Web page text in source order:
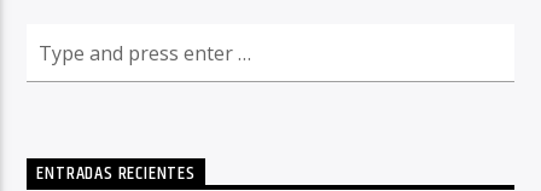
ENTRADAS RECIENTES